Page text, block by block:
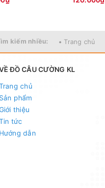
kiếm nhiều: • Trang chủ
ĐỒ CÂU CƯỜNG KL
chủ
Sản phẩm
Giới thiệu
tức
Hướng dẫn